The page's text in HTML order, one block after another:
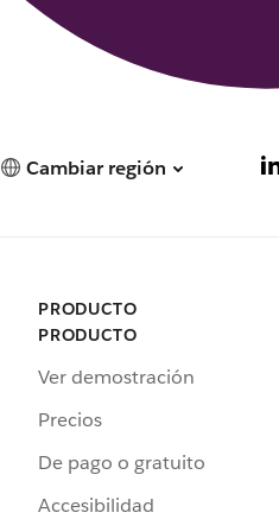
Cambiar región
PRODUCTO
PRODUCTO
Ver demostración
Precios
De pago o gratuito
Accesibilidad